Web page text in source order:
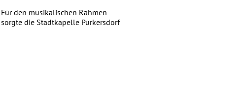
Für den musikalischen Rahmen
sorgte die Stadtkapelle Purkersdorf